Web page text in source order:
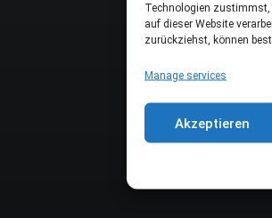
Technologien zustimmst,
auf dieser Website
zurückziehst, können
Manage services
Akzeptieren